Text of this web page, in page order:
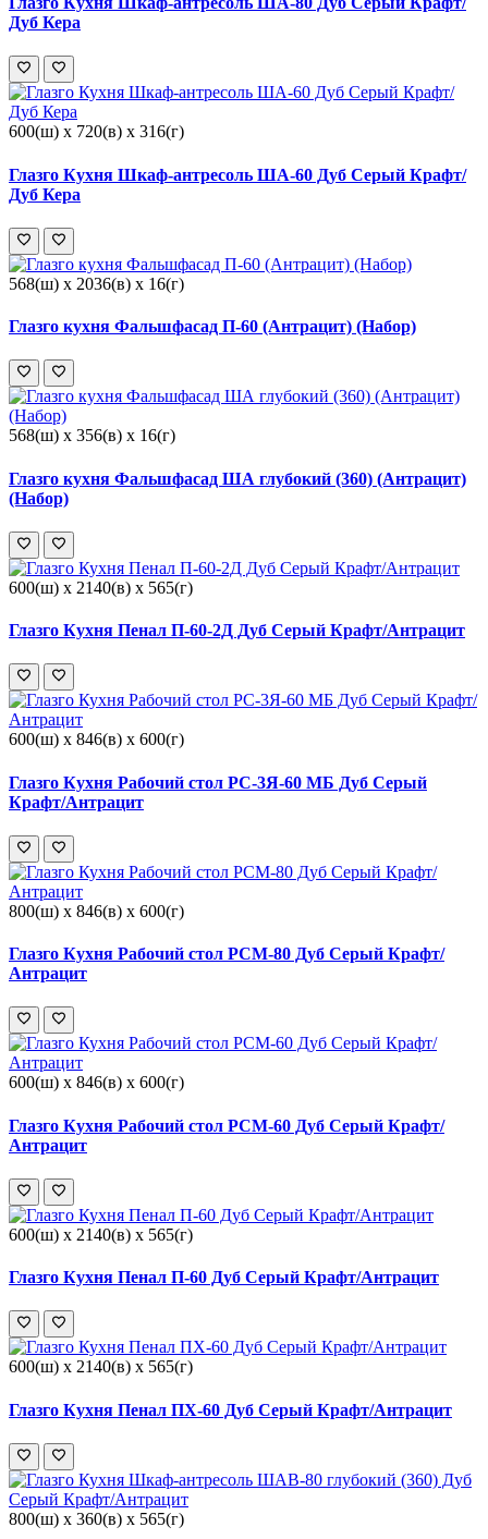
Дуб Кера
600(ш) x 720(в) x 316(г)
Глазго Кухня Шкаф-антресоль ША-60 Дуб Серый Крафт/
Дуб Кера
568(ш) x 2036(в) x 16(г)
Глазго кухня Фальшфасад П-60 (Антрацит) (Набор)
568(ш) x 356(в) x 16(г)
Глазго кухня Фальшфасад ША глубокий (360) (Антрацит)
(Набор)
600(ш) x 2140(в) x 565(г)
Глазго Кухня Пенал П-60-2Д Дуб Серый Крафт/Антрацит
600(ш) x 846(в) x 600(г)
Глазго Кухня Рабочий стол РС-3Я-60 МБ Дуб Серый
Крафт/Антрацит
800(ш) x 846(в) x 600(г)
Глазго Кухня Рабочий стол РСМ-80 Дуб Серый Крафт/
Антрацит
600(ш) x 846(в) x 600(г)
Глазго Кухня Рабочий стол РСМ-60 Дуб Серый Крафт/
Антрацит
600(ш) x 2140(в) x 565(г)
Глазго Кухня Пенал П-60 Дуб Серый Крафт/Антрацит
600(ш) x 2140(в) x 565(г)
Глазго Кухня Пенал ПХ-60 Дуб Серый Крафт/Антрацит
800(ш) x 360(в) x 565(г)